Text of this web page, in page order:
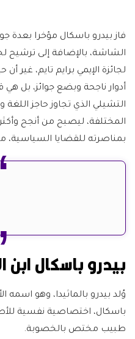
فاز بيدرو باسكال مؤخرا بعدة
الشاشة، بالإضافة إلى ترشيح
لجائزة الإيمي برايم تايم، غير
أدوار ناجحة وبضع جوائز، بل
التشيلي الذي تجاوز حاجز اللغة
المختلفة، ليصبح من أنجح
بمناصرته للقضايا السياسية،
بيدرو باسكال
وُلد بيدرو بالماثيدا، وهو اسمه
باسكال، اختصاصية نفسية
طبيب مختص بالخصوبة.